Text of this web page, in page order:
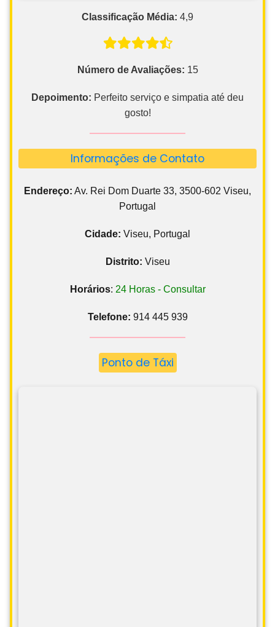
Classificação Média: 4,9
Número de Avaliações: 15
Depoimento: Perfeito serviço e simpatia até deu
gosto!
Informações de Contato
Endereço: Av. Rei Dom Duarte 33, 3500-602 Viseu,
Portugal
Cidade: Viseu, Portugal
Distrito: Viseu
Horários: 24 Horas - Consultar
Telefone: 914 445 939
Ponto de Táxi